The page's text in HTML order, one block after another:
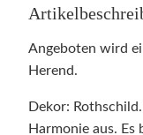
Angeboten wird
Herend.
Dekor:
Harmonie aus.